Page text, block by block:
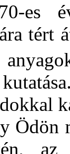
es
tért
Ödön